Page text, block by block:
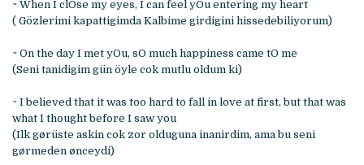
~ When I clOse my eyes, I can feel yOu entering my heart
( Gözlerimi kapattigimda Kalbime girdigini hissedebiliyorum)
~ On the day I met yOu, sO much happiness came tO me
(Seni tanidigim gün öyle cok mutlu oldum ki)
~ I believed that it was too hard to fall in love at first, but that was
what I thought before I saw you
(Ilk gørüste askin cok zor olduguna inanirdim, ama bu seni
gørmeden ønceydi)